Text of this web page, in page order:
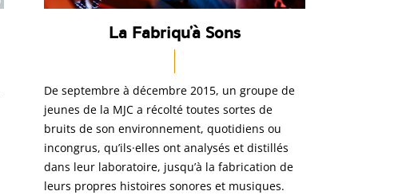
La Fabriqu’à Sons
De septembre à décembre 2015, un groupe de
jeunes de la MJC a récolté toutes sortes de
bruits de son environnement, quotidiens ou
incongrus, qu’ils·elles ont analysés et distillés
dans leur laboratoire, jusqu’à la fabrication de
leurs propres histoires sonores et musiques.